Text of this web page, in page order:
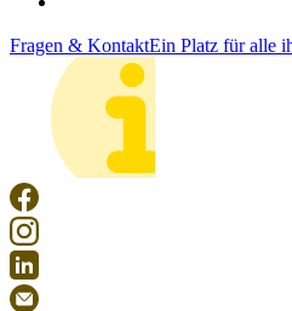
Fragen & KontaktEin Platz für alle